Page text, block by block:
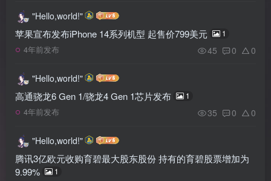
"Hello,world!"
苹果宣布发布iPhone 14系列机型 起售价799美元 1
4年前发布 45 0 0
"Hello,world!"
高通骁龙6 Gen 1/骁龙4 Gen 1芯片发布 1
4年前发布 35 0 0
"Hello,world!"
腾讯3亿欧元收购育碧最大股东股份 持有的育碧股票增加为
9.99%
1